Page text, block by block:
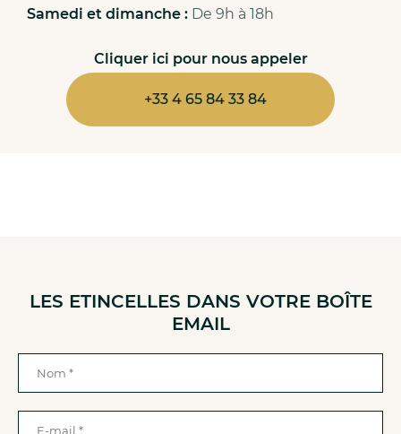
Samedi et dimanche : De 9h à 18h
Cliquer ici pour nous appeler
+33 4 65 84 33 84
LES ETINCELLES DANS VOTRE BOÎTE
EMAIL